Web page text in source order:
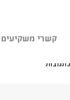
קשרי משקיעים
על